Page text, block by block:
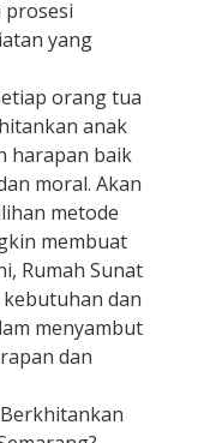
prosesi
yang
orang tua
anak
harapan baik
moral. Akan
metode
membuat
Rumah Sunat
dan
menyambut
dan